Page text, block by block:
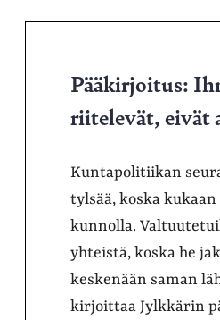
Pääkirjoitus:
riitelevät, eivät
Kuntapolitiikan
tylsää, koska
kunnolla.
yhteistä, koska he
keskenään saman
kirjoittaa Jylkkärin